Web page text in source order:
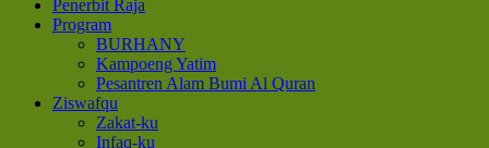
Penerbit Raja
Program
BURHANY
Kampoeng Yatim
Pesantren Alam Bumi Al Quran
Ziswafqu
Zakat-ku
Infaq-ku